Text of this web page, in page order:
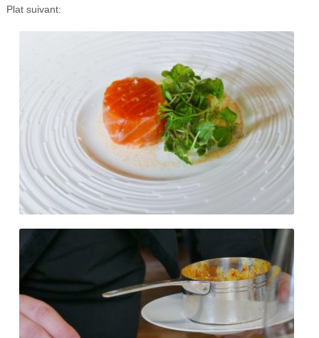
Plat suivant: